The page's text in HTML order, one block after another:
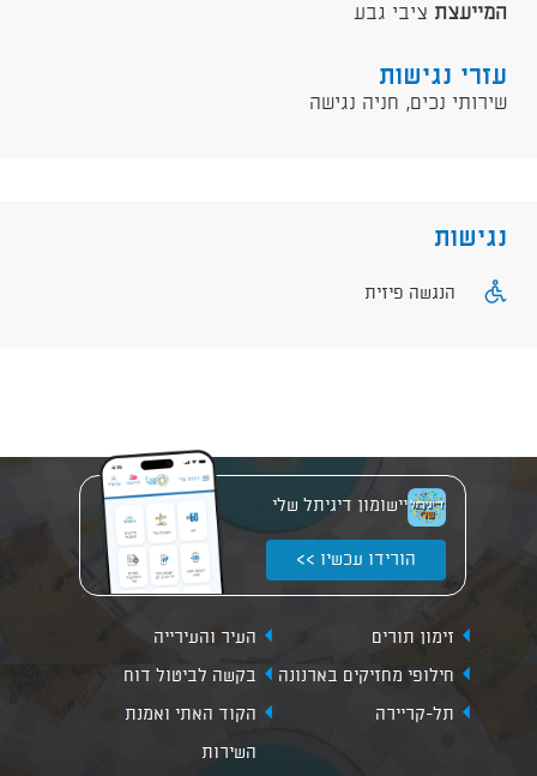
המייעצת ציבי גבע
עזרי נגישות
שירותי נכים, חניה נגישה
נגישות
הנגשה פיזית
יישומון דיגיתל שלי
הורידו עכשיו >>
זימון תורים
העיר והעירייה
חילופי מחזיקים בארנונה
בקשה לביטול דוח
תל-קריירה
הקוד האתי ואמנת
השירות